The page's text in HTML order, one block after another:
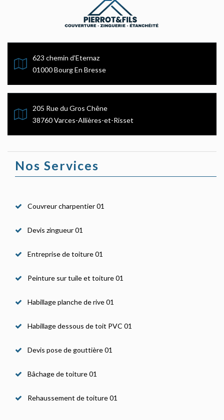
623 chemin d'Eternaz
01000 Bourg En Bresse
205 Rue du Gros Chêne
38760 Varces-Allières-et-Risset
Nos Services
Couvreur charpentier 01
Devis zingueur 01
Entreprise de toiture 01
Peinture sur tuile et toiture 01
Habillage planche de rive 01
Habillage dessous de toit PVC 01
Devis pose de gouttière 01
Bâchage de toiture 01
Rehaussement de toiture 01